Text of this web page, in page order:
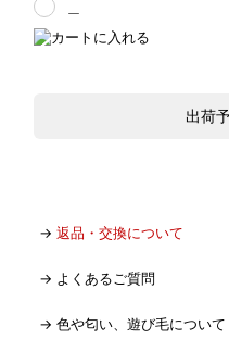
出荷
→ 返品・交換について
→ よくあるご質問
→ 色や匂い、遊び毛について